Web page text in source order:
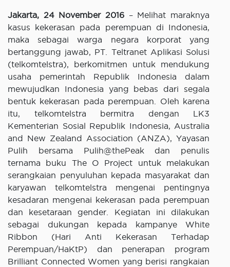
Jakarta, 24 November 2016 – Melihat maraknya
kasus kekerasan pada perempuan di Indonesia,
maka sebagai warga negara korporat yang
bertanggung jawab, PT. Teltranet Aplikasi Solusi
(telkomtelstra), berkomitmen untuk mendukung
usaha pemerintah Republik Indonesia dalam
mewujudkan Indonesia yang bebas dari segala
bentuk kekerasan pada perempuan. Oleh karena
itu, telkomtelstra bermitra dengan LK3
Kementerian Sosial Republik Indonesia, Australia
and New Zealand Association (ANZA), Yayasan
Pulih bersama Pulih@thePeak dan penulis
ternama buku The O Project untuk melakukan
serangkaian penyuluhan kepada masyarakat dan
karyawan telkomtelstra mengenai pentingnya
kesadaran mengenai kekerasan pada perempuan
dan kesetaraan gender. Kegiatan ini dilakukan
sebagai dukungan kepada kampanye White
Ribbon (Hari Anti Kekerasan Terhadap
Perempuan/HaKtP) dan penerapan program
Brilliant Connected Women yang berisi rangkaian